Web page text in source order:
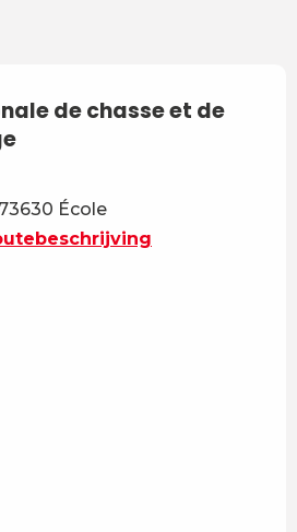
de chasse et de
73630 École